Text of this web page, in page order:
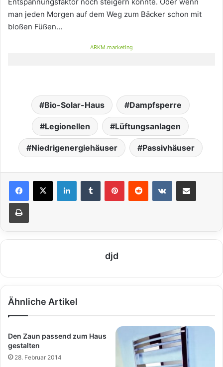
man jeden Morgen auf dem Weg zum Bäcker schon mit
bloßen Füßen…
ARKM.marketing
Bio-Solar-Haus Dampfsperre
Legionellen Lüftungsanlagen
Niedrigenergiehäuser Passivhäuser
djd
Ähnliche Artikel
Den Zaun passend zum Haus
gestalten
28. Februar 2014